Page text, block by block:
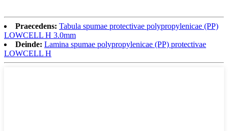
Praecedens: Tabula spumae protectivae polypropylenicae (PP)
LOWCELL H 3.0mm
Deinde: Lamina spumae polypropylenicae (PP) protectivae
LOWCELL H